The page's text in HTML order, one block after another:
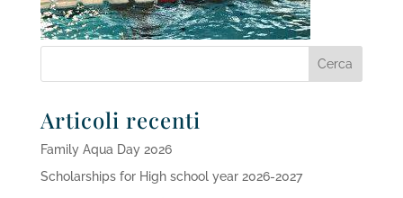
Articoli recenti
Family Aqua Day 2026
Scholarships for High school year 2026-2027